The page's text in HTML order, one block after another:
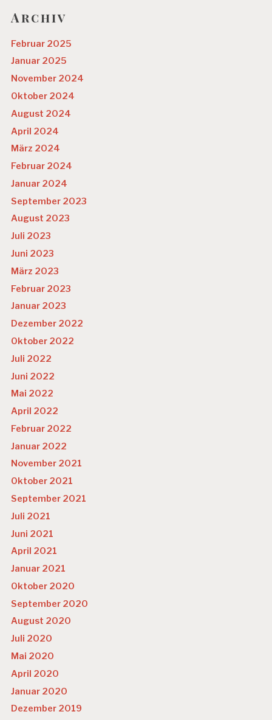
Archiv
Februar 2025
Januar 2025
November 2024
Oktober 2024
August 2024
April 2024
März 2024
Februar 2024
Januar 2024
September 2023
August 2023
Juli 2023
Juni 2023
März 2023
Februar 2023
Januar 2023
Dezember 2022
Oktober 2022
Juli 2022
Juni 2022
Mai 2022
April 2022
Februar 2022
Januar 2022
November 2021
Oktober 2021
September 2021
Juli 2021
Juni 2021
April 2021
Januar 2021
Oktober 2020
September 2020
August 2020
Juli 2020
Mai 2020
April 2020
Januar 2020
Dezember 2019